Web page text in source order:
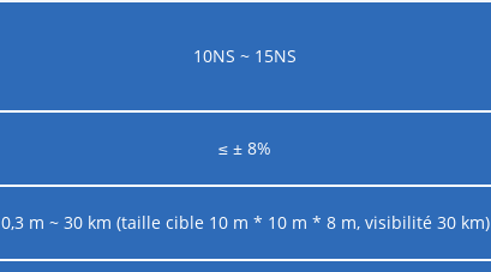
10NS ~ 15NS
≤ ± 8%
0,3 m ~ 30 km (taille cible 10 m * 10 m * 8 m, visibilité 30 km)